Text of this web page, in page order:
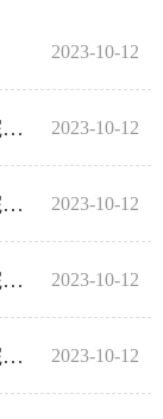
2023-10-12
省级中医重点专科：昌宁县中医医院针灸推拿科简介 2023-10-12
省级中医重点专科：昌宁县中医医院内科（老年病科）简介 2023-10-12
省级中医重点专科：昌宁县中医医院骨伤科简介 2023-10-12
省级中医重点专科：昌宁县中医医院妇产科简介 2023-10-12